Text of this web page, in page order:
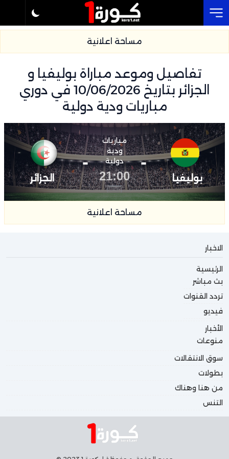
مساحة اعلانية
تفاصيل وموعد مباراة بوليفيا و
الجزائر بتاريخ 10/06/2026 في دوري
مباريات ودية دولية
بوليفيا
-
مباريات
ودية
دولية
21:00
-
الجزائر
مساحة اعلانية
الاخبار
الرئيسية
بث مباشر
تردد القنوات
فيديو
الأخبار
منوعات
سوق الانتقالات
بطولات
من هنا وهناك
التنس